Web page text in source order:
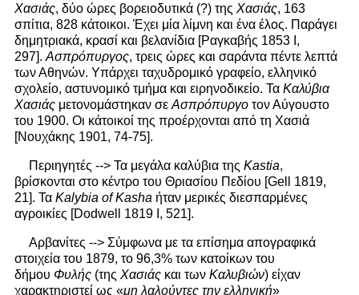
Χασιάς, δύο ώρες βορειοδυτικά (?) της Χασιάς, 163
σπίτια, 828 κάτοικοι. Έχει μία λίμνη και ένα έλος. Παράγει
δημητριακά, κρασί και βελανίδια [Ραγκαβής 1853 Ι,
297]. Ασπρόπυργος, τρεις ώρες και σαράντα πέντε λεπτά
των Αθηνών. Υπάρχει ταχυδρομικό γραφείο, ελληνικό
σχολείο, αστυνομικό τμήμα και ειρηνοδικείο. Τα Καλύβια
Χασιάςμετονομάστηκαν σε Ασπρόπυργοτον Αύγουστο
του 1900. Οι κάτοικοί της προέρχονται από τη Χασιά
[Νουχάκης 1901, 74-75].
Περιηγητές --> Τα μεγάλα καλύβια τηςKastia,
βρίσκονται στο κέντρο του Θριασίου Πεδίου [Gell 1819,
21]. Τα Kalybia of Kasha ήταν μερικές διεσπαρμένες
αγροικίες [Dodwell 1819 I, 521].
Αρβανίτες --> Σύμφωνα με τα επίσημα απογραφικά
στοιχεία του 1879, το 96,3% των κατοίκων του
δήμου Φυλής(της Χασιάςκαι των Καλυβιών) είχαν
χαρακτηριστεί ως «μη λαλούντες την ελληνική»